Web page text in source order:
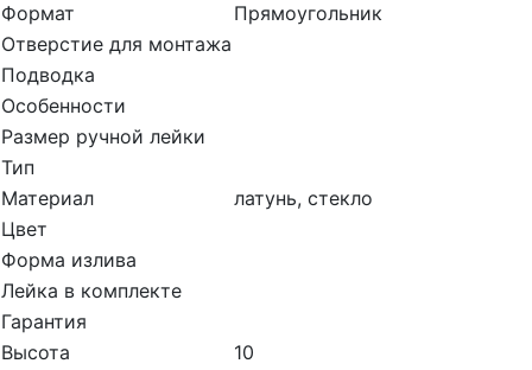
Формат
Прямоугольник
Отверстие для монтажа
Подводка
Особенности
Размер ручной лейки
Тип
Материал
латунь, стекло
Цвет
Форма излива
Лейка в комплекте
Гарантия
Высота
10